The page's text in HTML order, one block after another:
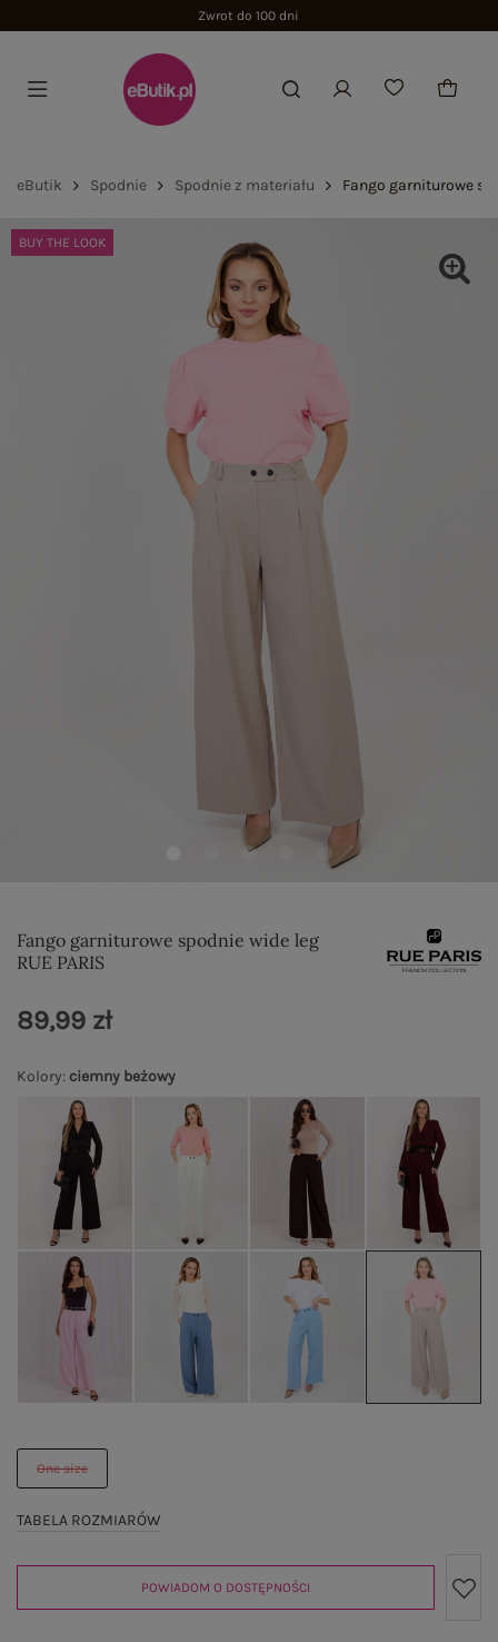
Zwrot do 100 dni
eButik Spodnie Spodnie z materiału Fango garniturowe
BUY THE LOOK
Fango garniturowe spodnie wide leg
RUE PARIS
Kolory: ciemny beżowy
One size
TABELA ROZMIARÓW
89,99 zł
POWIADOM O DOSTĘPNOŚCI